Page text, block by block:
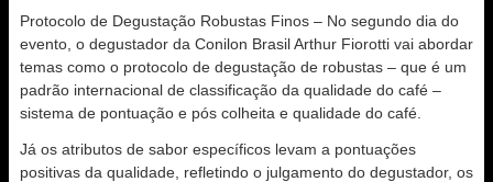
Protocolo de Degustação Robustas Finos – No segundo dia do
evento, o degustador da Conilon Brasil Arthur Fiorotti vai abordar
temas como o protocolo de degustação de robustas – que é um
padrão internacional de classificação da qualidade do café –
sistema de pontuação e pós colheita e qualidade do café.
Já os atributos de sabor específicos levam a pontuações
positivas da qualidade, refletindo o julgamento do degustador, os